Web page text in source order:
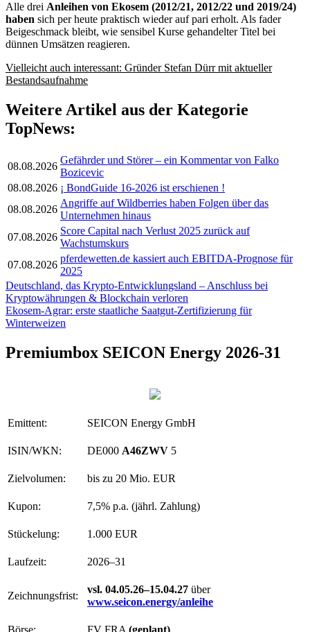
Alle drei Anleihen von Ekosem (2012/21, 2012/22 und 2019/24)
haben sich per heute praktisch wieder auf pari erholt. Als fader
Beigeschmack bleibt, wie sensibel Kurse gehandelter Titel bei
dünnen Umsätzen reagieren.
Vielleicht auch interessant: Gründer Stefan Dürr mit aktueller
Bestandsaufnahme
Weitere Artikel aus der Kategorie
TopNews:
08.08.2026
Gefährder und Störer – ein Kommentar von Falko
Bozicevic
08.08.2026 ¡ BondGuide 16-2026 ist erschienen !
08.08.2026
Angriffe auf Wildberries haben Folgen über das
Unternehmen hinaus
07.08.2026
Score Capital nach Verlust 2025 zurück auf
Wachstumskurs
07.08.2026
pferdewetten.de kassiert auch EBITDA-Prognose für
2025
Post
navigation
Deutschland, das Krypto-Entwicklungsland – Anschluss bei
Kryptowährungen & Blockchain verloren
Ekosem-Agrar: erste staatliche Saatgut-Zertifizierung für
Winterweizen
Premiumbox SEICON Energy 2026-31
Emittent: SEICON Energy GmbH
ISIN/WKN: DE000 A46ZWV 5
Zielvolumen: bis zu 20 Mio. EUR
Kupon: 7,5% p.a. (jährl. Zahlung)
Stückelung: 1.000 EUR
Laufzeit: 2026–31
Zeichnungsfrist:
vsl. 04.05.26–15.04.27 über
www.seicon.energy/anleihe
Börse: FV FRA (geplant)